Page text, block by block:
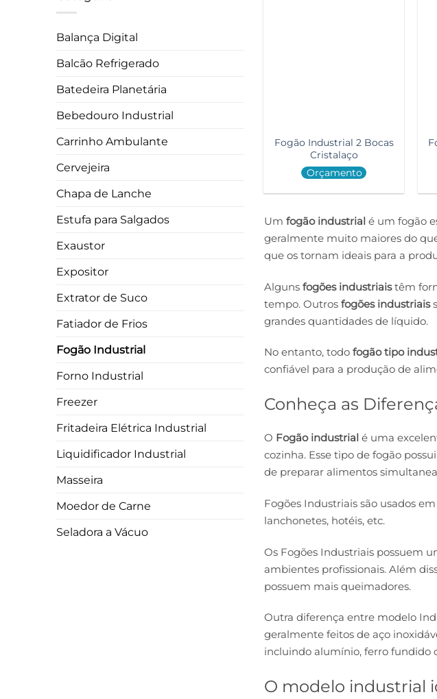
Balança Digital
Balcão Refrigerado
Batedeira Planetária
Bebedouro Industrial
Carrinho Ambulante
Cervejeira
Chapa de Lanche
Estufa para Salgados
Exaustor
Expositor
Extrator de Suco
Fatiador de Frios
Fogão Industrial
Forno Industrial
Freezer
Fritadeira Elétrica Industrial
Liquidificador Industrial
Masseira
Moedor de Carne
Seladora a Vácuo
Fogão Industrial 2 Bocas
Cristalaço
Orçamento
Um fogão industrialé um fogão
geralmente muito maiores do
que os tornam ideais para a
Alguns fogões industriaistêm
tempo. Outros fogões industriais
grandes quantidades de líquido.
No entanto, todo fogão tipo
confiável para a produção de
Conheça as
O Fogão industrialé uma
cozinha. Esse tipo de fogão
de preparar alimentos
Fogões Industriais são usados
lanchonetes, hotéis, etc.
Os Fogões Industriais possuem
ambientes profissionais. Além
possuem mais queimadores.
Outra diferença entre modelo
geralmente feitos de aço
incluindo alumínio, ferro fundido
O modelo industrial